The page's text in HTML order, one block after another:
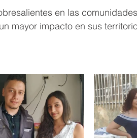
en las
mayor impacto en sus